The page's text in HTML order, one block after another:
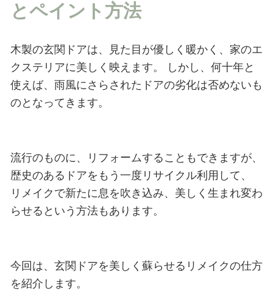
とペイント方法
木製の玄関ドアは、見た目が優しく暖かく、家のエ
クステリアに美しく映えます。
しかし、何十年と
使えば、雨風にさらされたドアの劣化は否めないも
のとなってきます。
流行のものに、リフォームすることもできますが、
歴史のあるドアをもう一度リサイクル利用して、
リメイクで新たに息を吹き込み、美しく生まれ変わ
らせるという方法もあります。
今回は、玄関ドアを美しく蘇らせるリメイクの仕方
を紹介します。